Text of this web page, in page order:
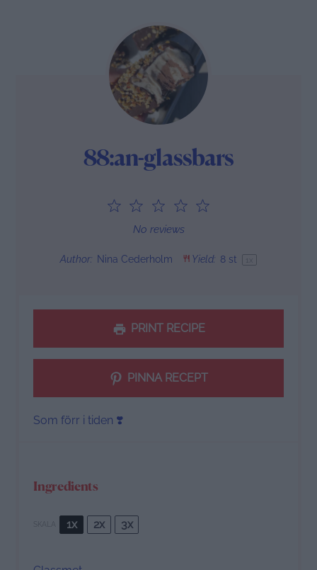
88:an-glassbars
4
Stars
Stars
1
Star
No reviews
Author: Nina Cederholm Yield: 8 st 1
PRINT RECIPE
PINNA RECEPT
Som förr i tiden ❣️
Ingredients
SKALA 1x 2x 3x